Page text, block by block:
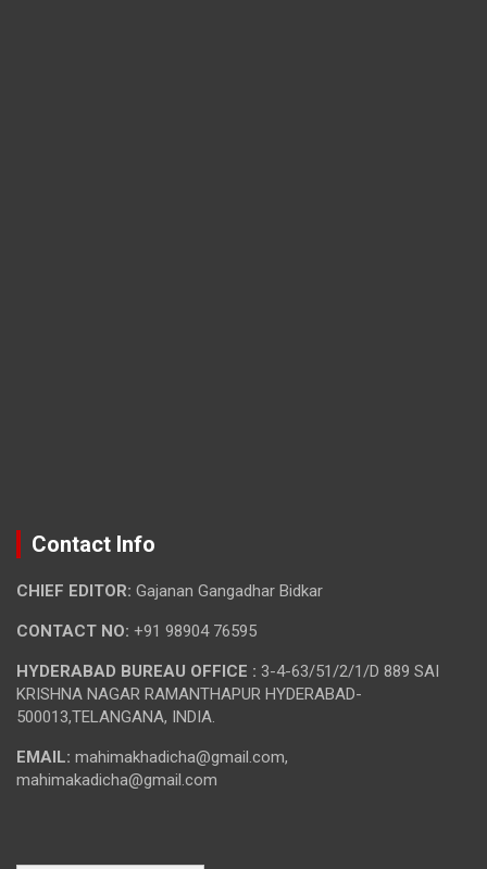
Contact Info
CHIEF EDITOR: Gajanan Gangadhar Bidkar
CONTACT NO: +91 98904 76595
HYDERABAD BUREAU OFFICE : 3-4-63/51/2/1/D 889 SAI
KRISHNA NAGAR RAMANTHAPUR HYDERABAD-
500013,TELANGANA, INDIA.
EMAIL: mahimakhadicha@gmail.com,
mahimakadicha@gmail.com